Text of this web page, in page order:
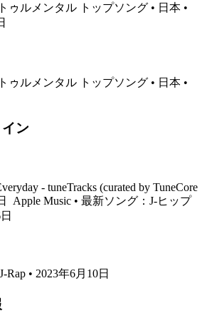
ゥルメンタル トップソング • 日本 •
ゥルメンタル トップソング • 日本 •
ン
- tuneTracks (curated by TuneCore
Apple Music • 最新ソング：J-ヒップ
Rap • 2023年6月10日